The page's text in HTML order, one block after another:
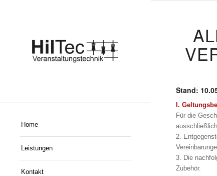
Home
Leistungen
Kontakt
Stand:
I.
Für die
2.
3. Die
Zubehör.